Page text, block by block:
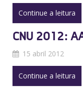
Continue a leitura
CNU 2012:
15 abril 2012
Continue a leitura